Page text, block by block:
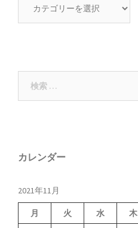
カレンダー
2021年11月
月 火 水 木